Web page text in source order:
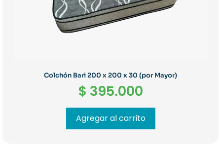
Colchón Bari 200 x 200 x 30 (por Mayor)
$ 395.000
Agregar al carrito